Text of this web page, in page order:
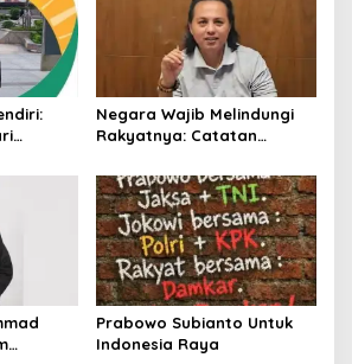
Negara Wajib Melindungi
Rakyatnya: Catatan
Penambang Belerang
Kawah Ijen
Prabowo Subianto Untuk
Indonesia Raya